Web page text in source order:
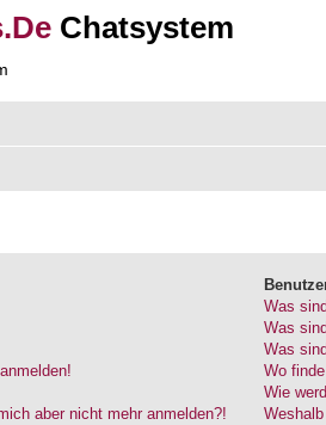
Chatsystem
aber nicht mehr anmelden?!
Was
Was
Was
Wo
Wie